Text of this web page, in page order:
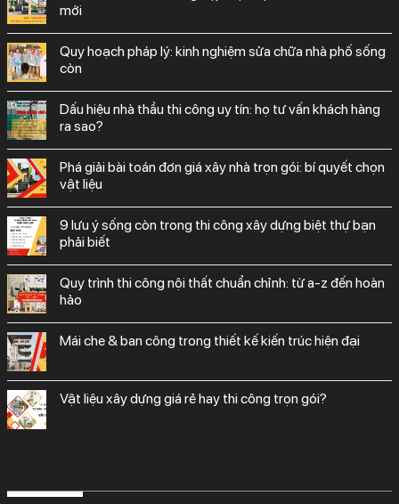
mới
quy hoạch pháp lý: kinh nghiệm sửa chữa nhà phố sống
còn
dấu hiệu nhà thầu thi công uy tín: họ tư vấn khách hàng
ra sao?
phá giải bài toán đơn giá xây nhà trọn gói: bí quyết chọn
vật liệu
9 lưu ý sống còn trong thi công xây dựng biệt thự bạn
phải biết
quy trình thi công nội thất chuẩn chỉnh: từ a-z đến hoàn
hảo
mái che & ban công trong thiết kế kiến trúc hiện đại
vật liệu xây dựng giá rẻ hay thi công trọn gói?